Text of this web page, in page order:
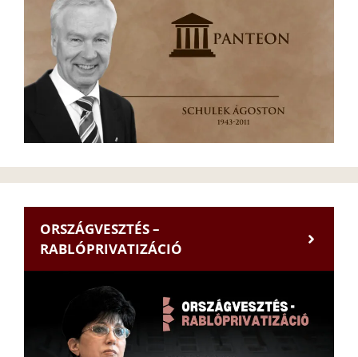
ORSZÁGVESZTÉS –
RABLÓPRIVATIZÁCIÓ